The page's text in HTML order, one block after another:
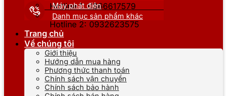
Hotline 1: 0866617579
Hotline 2: 0932623575
Máy phát điện
Danh mục sản phẩm khác
Trang chủ
Về chúng tôi
Giới thiệu
Hướng dẫn mua hàng
Phương thức thanh toán
Chính sách vận chuyển
Chính sách bảo hành